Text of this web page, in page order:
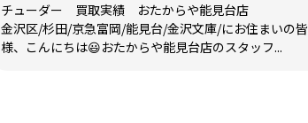
チューダー 買取実績 おたからや能見台店
金沢区/杉田/京急富岡/能見台/金沢文庫/にお住まいの皆
様、こんにちは😃おたからや能見台店のスタッフ...